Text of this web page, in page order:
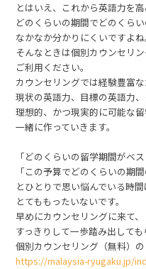
とはいえ、これから英語力を高
どのくらいの期間でどのくら
なかなか分かりにくいですよね
そんなときは個別カウンセリ
ご利用ください。
カウンセリングでは経験豊富な
現状の英語力、目標の英語力、
理想的、かつ現実的に可能な
一緒に作っていきます。
「どのくらいの留学期間がベ
「この予算でどのくらいの期
とひとりで思い悩んでいる時間
とてももったいないです。
早めにカウンセリングに来て、
すっきりして一歩踏み出しても
個別カウンセリング（無料）の
https://malaysia-ryugaku.jp/